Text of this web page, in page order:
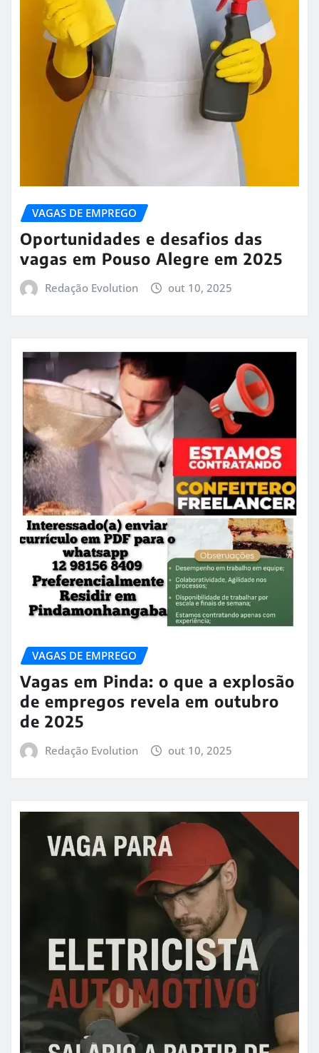
VAGAS DE EMPREGO
Oportunidades e desafios das
vagas em Pouso Alegre em 2025
Redação Evolution out 10, 2025
VAGAS DE EMPREGO
Vagas em Pinda: o que a explosão
de empregos revela em outubro
de 2025
Redação Evolution out 10, 2025